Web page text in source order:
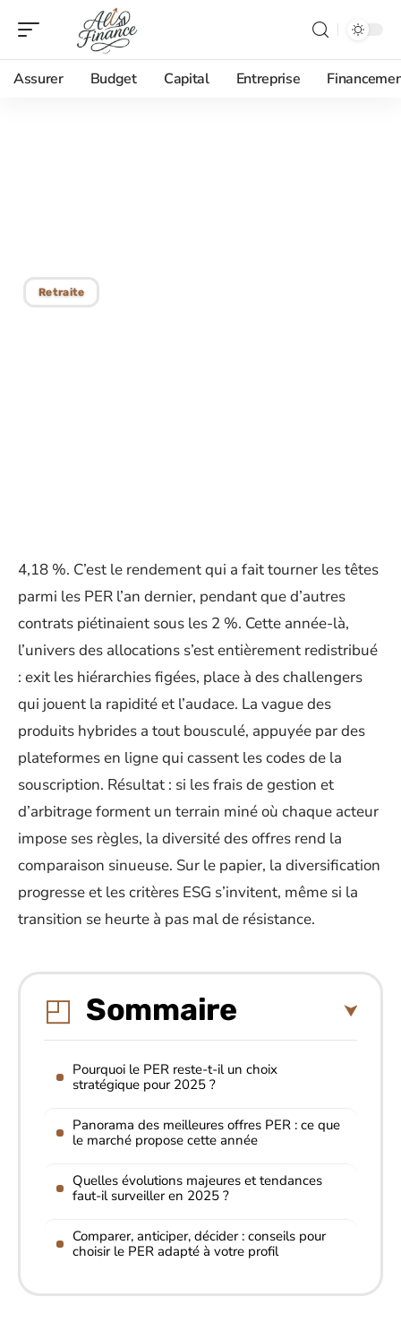
Assurer Budget Capital Entreprise
Retraite
4,18 %. C’est le rendement qui a fait tourner les têtes
parmi les PER l’an dernier, pendant que d’autres
contrats piétinaient sous les 2 %. Cette année-là,
l’univers des allocations s’est entièrement redistribué
: exit les hiérarchies figées, place à des challengers
qui jouent la rapidité et l’audace. La vague des
produits hybrides a tout bousculé, appuyée par des
plateformes en ligne qui cassent les codes de la
souscription. Résultat : si les frais de gestion et
d’arbitrage forment un terrain miné où chaque acteur
impose ses règles, la diversité des offres rend la
comparaison sinueuse. Sur le papier, la diversification
progresse et les critères ESG s’invitent, même si la
transition se heurte à pas mal de résistance.
Sommaire
Pourquoi le PER reste-t-il un choix
stratégique pour 2025 ?
Panorama des meilleures offres PER : ce que
le marché propose cette année
Quelles évolutions majeures et tendances
faut-il surveiller en 2025 ?
Comparer, anticiper, décider : conseils pour
choisir le PER adapté à votre profil